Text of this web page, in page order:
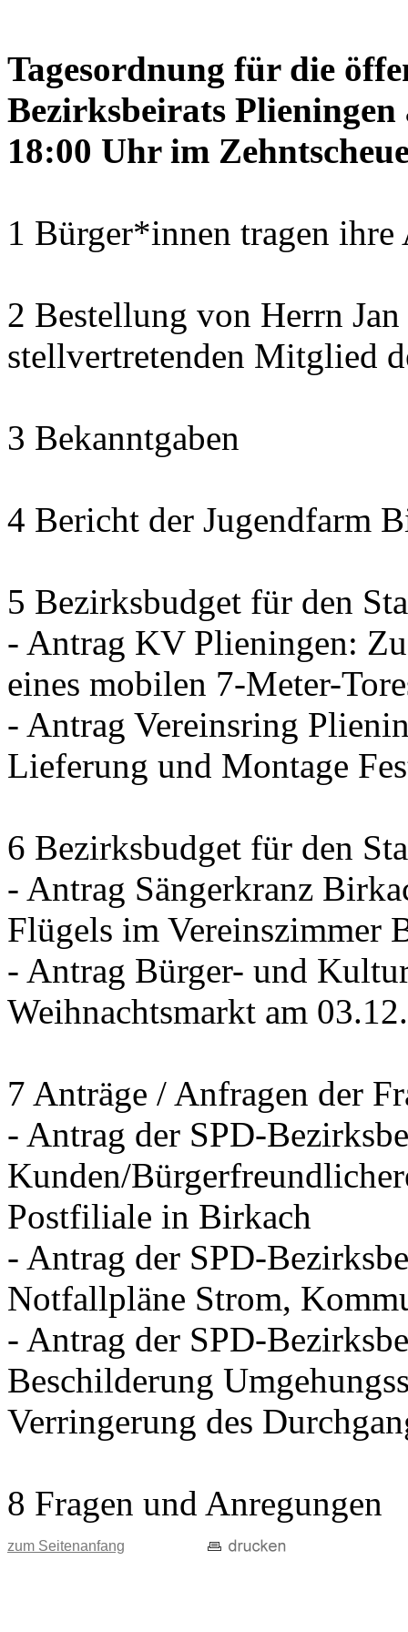
Tagesordnung für die
Bezirksbeirats
18:00 Uhr im
1 Bürger*innen tragen
2 Bestellung von Herrn
stellvertretenden Mitglied
3 Bekanntgaben
4 Bericht der Jugendfarm
5 Bezirksbudget für den
- Antrag KV Plieningen:
eines mobilen 7-Meter-
- Antrag Vereinsring
Lieferung und Montage
6 Bezirksbudget für den
- Antrag Sängerkranz
Flügels im Vereinszimmer
- Antrag Bürger- und
Weihnachtsmarkt am
7 Anträge / Anfragen der
- Antrag der SPD-
Kunden/
Postfiliale in Birkach
- Antrag der SPD-
Notfallpläne Strom,
- Antrag der SPD-
Beschilderung
Verringerung des
8 Fragen und Anregungen
zum Seitenanfang